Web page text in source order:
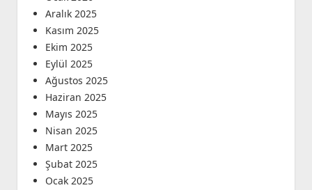
Aralık 2025
Kasım 2025
Ekim 2025
Eylül 2025
Ağustos 2025
Haziran 2025
Mayıs 2025
Nisan 2025
Mart 2025
Şubat 2025
Ocak 2025